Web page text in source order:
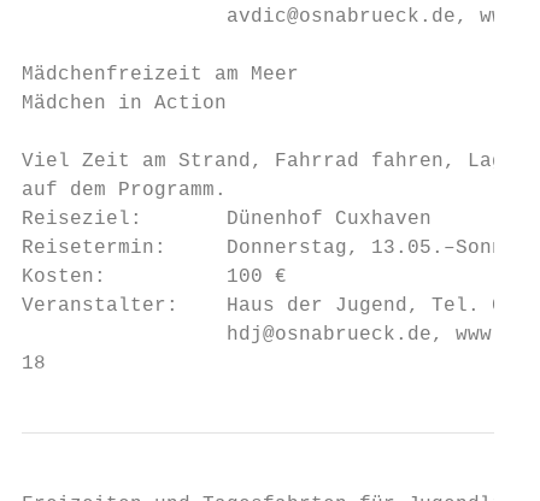
avdic@osnabrueck.de,
Mädchenfreizeit am Meer
Mädchen in Action
Viel Zeit am Strand, Fahrrad fahren,
auf dem Programm.
Reiseziel:       Dünenhof Cuxhaven
Reisetermin:     Donnerstag,
Kosten:          100 €
Veranstalter:    Haus der Jugend, Tel. 0541
hdj@osnabrueck.de,
18